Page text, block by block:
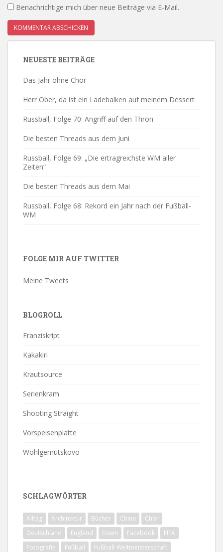
Benachrichtige mich über neue Beiträge via E-Mail.
NEUESTE BEITRÄGE
Das Jahr ohne Chor
Herr Ober, da ist ein Ladebalken auf meinem Dessert
Russball, Folge 70: Angriff auf den Thron
Die besten Threads aus dem Juni
Russball, Folge 69: „Die ertragreichste WM aller
Zeiten“
Die besten Threads aus dem Mai
Russball, Folge 68: Rekord ein Jahr nach der Fußball-
WM
FOLGE MIR AUF TWITTER
Meine Tweets
BLOGROLL
Franziskript
Kakakiri
Krautsource
Serienkram
Shooting Straight
Vorspeisenplatte
Wohlgemutskovo
SCHLAGWÖRTER
Alltag Architektur Bücher China
Chor
Deutschland
England Essen Facebook
FIFA
Fotografie
Fußball
Fußball-Weltmeisterschaft